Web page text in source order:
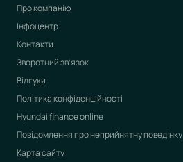
Про компанію
Інфоцентр
Контакти
Зворотний зв’язок
Відгуки
Політика конфіденційності
Hyundai finance online
Повідомлення про неприйнятну поведінку
Карта сайту